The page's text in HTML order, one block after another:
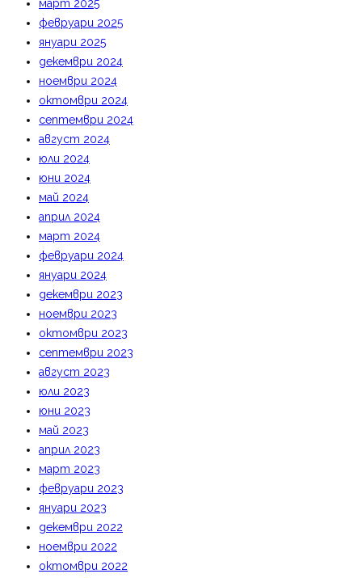
март 2025
февруари 2025
януари 2025
декември 2024
ноември 2024
октомври 2024
септември 2024
август 2024
юли 2024
юни 2024
май 2024
април 2024
март 2024
февруари 2024
януари 2024
декември 2023
ноември 2023
октомври 2023
септември 2023
август 2023
юли 2023
юни 2023
май 2023
април 2023
март 2023
февруари 2023
януари 2023
декември 2022
ноември 2022
октомври 2022